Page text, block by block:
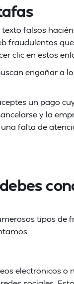
falsos
fraudulentos
clic en estos
engañar a
un pago
y la
falta de
tipos de
electrónicos o